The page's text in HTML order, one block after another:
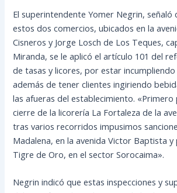
El superintendente Yomer Negrin, señaló
estos dos comercios, ubicados en la
Cisneros y Jorge Losch de Los Teques,
Miranda, se le aplicó el artículo 101 del
de tasas y licores, por estar
además de tener clientes ingiriendo
las afueras del establecimiento. «Primero
cierre de la licorería La Fortaleza de la
tras varios recorridos impusimos
Madalena, en la avenida Victor Baptista
Tigre de Oro, en el sector Sorocaima».
Negrin indicó que estas inspecciones y